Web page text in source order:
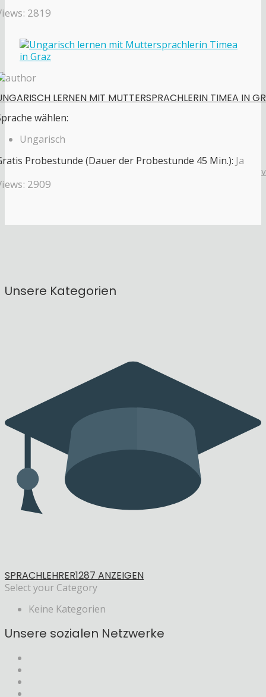
2819
LERNEN MIT MUTTERSPRACHLERIN TIMEA IN GR
wählen:
Ungarisch
Probestunde (Dauer der Probestunde 45 Min.): Ja
2909
Unsere Kategorien
SPRACHLEHRER1287 ANZEIGEN
Select your Category
Keine Kategorien
Unsere sozialen Netzwerke